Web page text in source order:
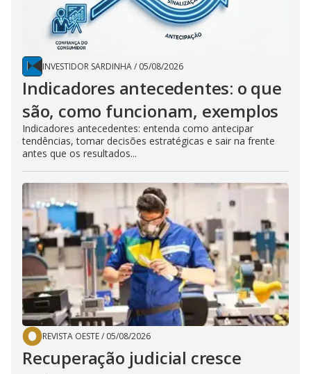
INVESTIDOR SARDINHA/ 05/08/2026
Indicadores antecedentes: o que
são, como funcionam, exemplos
Indicadores antecedentes: entenda como antecipar
tendências, tomar decisões estratégicas e sair na frente
antes que os resultados...
REVISTA OESTE/ 05/08/2026
Recuperação judicial cresce